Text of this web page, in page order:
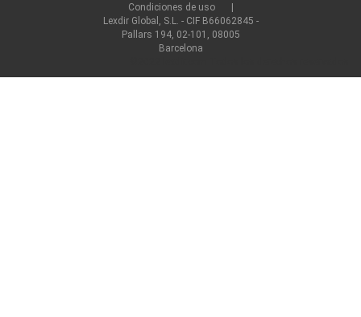
Condiciones de uso
Lexdir Global, S.L. - CIF B66062845 -
Pallars 194, 02-101, 08005
Barcelona